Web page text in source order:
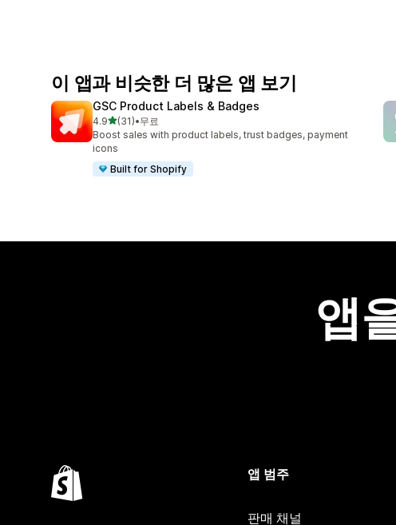
이 앱과 비슷한 더 많은 앱 보기
GSC Product Labels & Badges
4.9별 5개 중
(31)
총 리뷰 31개
•무료
Boost sales with product labels, trust badges, payment
icons
Built for Shopify
앱
앱 범주
판매 채널